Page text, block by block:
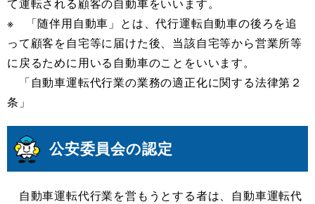
て運転される顧客の自動車をいいます。
※ 「随伴用自動車」とは、代行運転自動車の後ろを追
って顧客を自宅等に届けた後、当該自宅等から営業所等
に戻るために用いる自動車のことをいいます。
「自動車運転代行業の業務の適正化に関する法律第２
条」
公安委員会の認定
自動車運転代行業を営もうとする者は、自動車運転代